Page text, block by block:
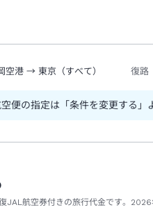
空港→ 東京（すべて） 復路
便の指定は「条件を変更する」
JAL航空券付きの旅行代金です。